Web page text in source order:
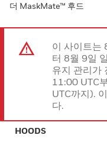
더 MaskMate™ 후드
이 사이트는
터 8월 9일
유지 관리가
11:00 UTC
UTC까지).
다.
HOODS